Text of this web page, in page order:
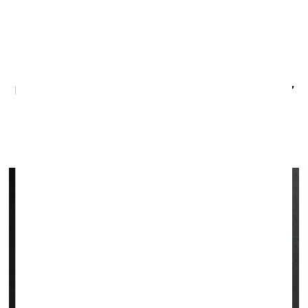
Izstādes “Ārpus rāmjiem: Leisa, Tabaka, Rožanskaite”